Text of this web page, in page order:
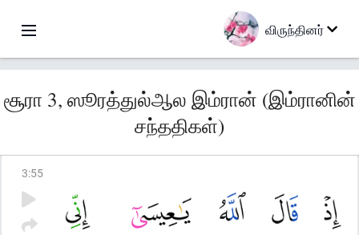
விருந்தினர்
சூரா 3, ஸூரத்துல்ஆல இம்ரான் (இம்ரானின்
சந்ததிகள்)
3:55